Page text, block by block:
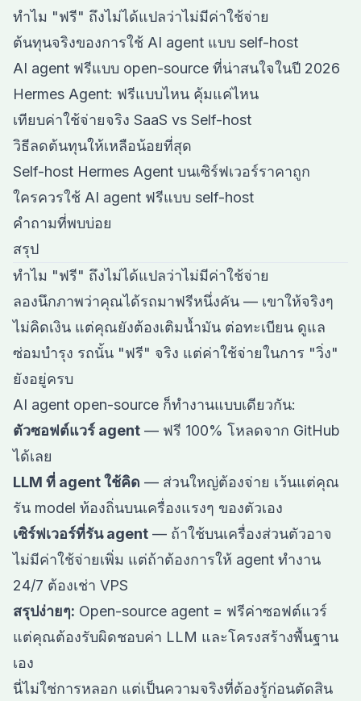
ทำไม "ฟรี" ถึงไม่ได้แปลว่าไม่มีค่าใช้จ่าย
ต้นทุนจริงของการใช้ AI agent แบบ self-host
AI agent ฟรีแบบ open-source ที่น่าสนใจในปี 2026
Hermes Agent: ฟรีแบบไหน คุ้มแค่ไหน
เทียบค่าใช้จ่ายจริง SaaS vs Self-host
วิธีลดต้นทุนให้เหลือน้อยที่สุด
Self-host Hermes Agent บนเซิร์ฟเวอร์ราคาถูก
ใครควรใช้ AI agent ฟรีแบบ self-host
คำถามที่พบบ่อย
สรุป
ทำไม "ฟรี" ถึงไม่ได้แปลว่าไม่มีค่าใช้จ่าย
ลองนึกภาพว่าคุณได้รถมาฟรีหนึ่งคัน — เขาให้จริงๆ
ไม่คิดเงิน แต่คุณยังต้องเติมน้ำมัน ต่อทะเบียน ดูแล
ซ่อมบำรุง รถนั้น "ฟรี" จริง แต่ค่าใช้จ่ายในการ "วิ่ง"
ยังอยู่ครบ
AI agent open-source ก็ทำงานแบบเดียวกัน:
ตัวซอฟต์แวร์ agent — ฟรี 100% โหลดจาก GitHub
ได้เลย
LLM ที่ agent ใช้คิด — ส่วนใหญ่ต้องจ่าย เว้นแต่คุณ
รัน model ท้องถิ่นบนเครื่องแรงๆ ของตัวเอง
เซิร์ฟเวอร์ที่รัน agent — ถ้าใช้บนเครื่องส่วนตัวอาจ
ไม่มีค่าใช้จ่ายเพิ่ม แต่ถ้าต้องการให้ agent ทำงาน
24/7 ต้องเช่า VPS
สรุปง่ายๆ: Open-source agent = ฟรีค่าซอฟต์แวร์
แต่คุณต้องรับผิดชอบค่า LLM และโครงสร้างพื้นฐาน
เอง
นี่ไม่ใช่การหลอก แต่เป็นความจริงที่ต้องรู้ก่อนตัดสิน